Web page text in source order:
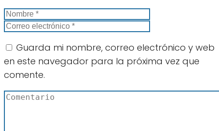
Guarda mi nombre, correo electrónico y web
en este navegador para la próxima vez que
comente.